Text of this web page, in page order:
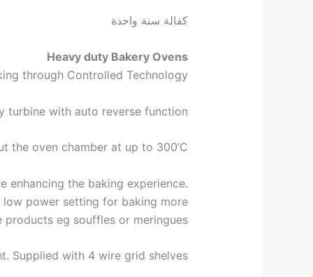
كفالة سنة واحدة
Heavy duty Bakery Ovens
through Controlled Technology.
turbine with auto reverse function.
oven chamber at up to 300’C.
the baking experience.
power setting for baking more
products eg souffles or meringues.
Supplied with 4 wire grid shelves.